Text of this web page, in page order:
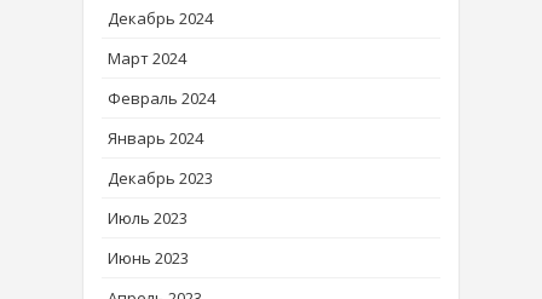
Декабрь 2024
Март 2024
Февраль 2024
Январь 2024
Декабрь 2023
Июль 2023
Июнь 2023